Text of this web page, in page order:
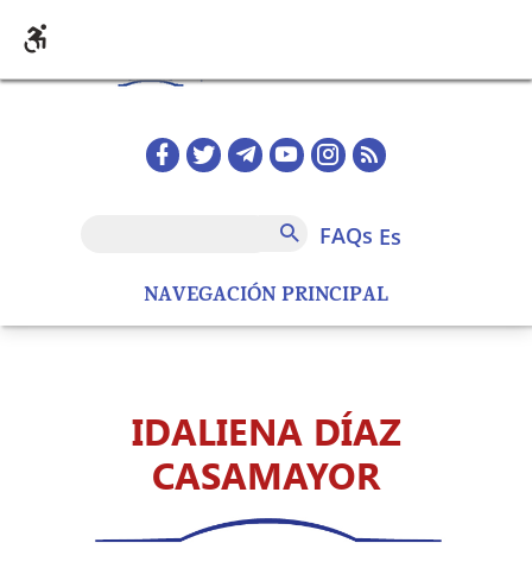
NAVEGACIÓN PRINCIPAL
Redes sociales home
FAQs
FAQs es
IDALIENA DÍAZ
CASAMAYOR